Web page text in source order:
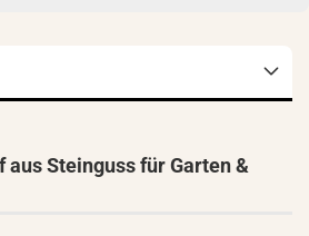
Steinguss für Garten &